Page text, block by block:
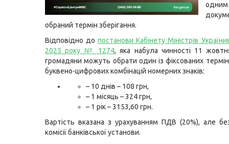
обраний термін зберігання.
Відповідно допостанови Кабінету Міністрів
2025 року № 1274, яка набула чинності 11
громадяни можуть обрати один із фіксованих
буквено-цифрових комбінацій номерних знаків:
– 10 днів – 108 грн,
– 1 місяць – 324 грн,
– 1 рік – 3153,60 грн.
Вартість вказана з урахуванням ПДВ (20%), але
комісії банківської установи.